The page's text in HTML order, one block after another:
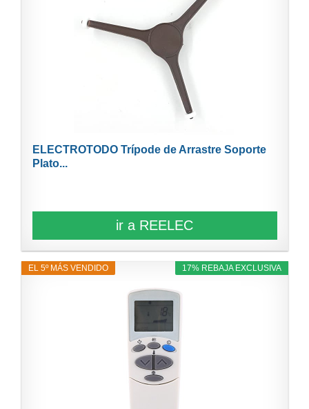
ELECTROTODO Trípode de Arrastre Soporte
Plato...
ir a REELEC
17% REBAJA EXCLUSIVA
EL 5º MÁS VENDIDO